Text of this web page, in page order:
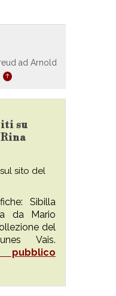
ad Arnold
su
sul sito del
Sibilla
da Mario
del
Vais.